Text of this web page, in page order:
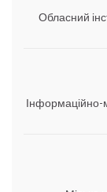
Обласний
Інформаційно-